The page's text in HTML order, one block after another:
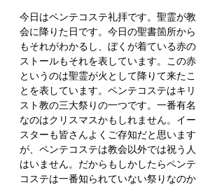
今日はペンテコステ礼拝です。聖霊が教
会に降りた日です。今日の聖書箇所から
もそれがわかるし、ぼくが着ている赤の
ストールもそれを表しています。この赤
というのは聖霊が火として降りて来たこ
とを表しています。ペンテコステはキリ
スト教の三大祭りの一つです。一番有名
なのはクリスマスかもしれません。イー
スターも皆さんよくご存知だと思います
が、ペンテコステは教会以外では祝う人
はいません。だからもしかしたらペンテ
コステは一番知られていない祭りなのか